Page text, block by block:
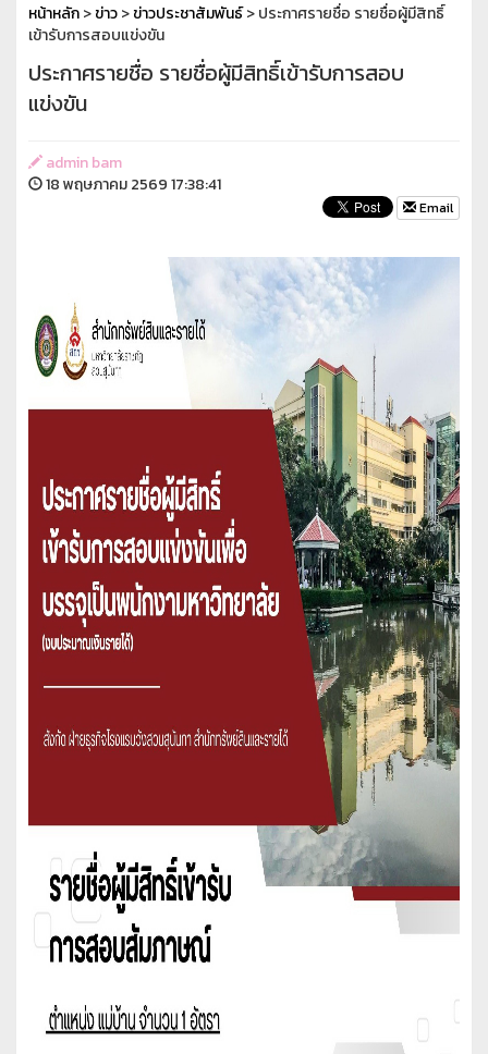
หน้าหลัก>ข่าว>ข่าวประชาสัมพันธ์> ประกาศรายชื่อ รายชื่อผู้มีสิทธิ์
เข้ารับการสอบแข่งขัน
ประกาศรายชื่อ รายชื่อผู้มีสิทธิ์เข้ารับการสอบ
แข่งขัน
admin bam
18 พฤษภาคม 2569 17:38:41
Email